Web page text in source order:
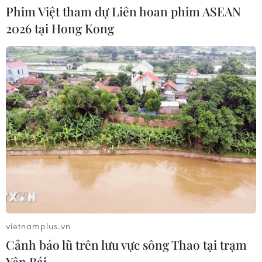
Xem thêm
CƠ QUAN CHỦ QUẢN: THÔNG TẤN XÃ VIỆT NAM
Tổng Biên tập: TRẦN TIẾN DUẨN
Phó Tổng Biên tập: NGUYỄN THỊ TÁM, KHÚC THANH
THỦY
Quy định sử dụng
RSS
Ngôn ngữ
Dịch vụ tin
Quảng cáo
Phim Việt tham dự Liên hoan phim ASEAN
2026 tại Hong Kong
vietnamplus.vn
Cảnh báo lũ trên lưu vực sông Thao tại trạm